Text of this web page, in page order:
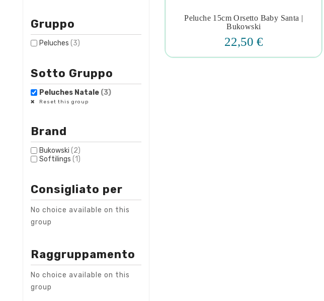
Gruppo
Peluches (3)
Sotto Gruppo
Peluches Natale (3)
Reset this group
Brand
Bukowski (2)
Softilings (1)
Consigliato per
No choice available on this
group
Raggruppamento
No choice available on this
group
  
Peluche 15cm Orsetto Baby Santa |
Bukowski
22,50 €